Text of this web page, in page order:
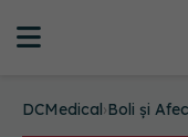
DCMedical›Boli și